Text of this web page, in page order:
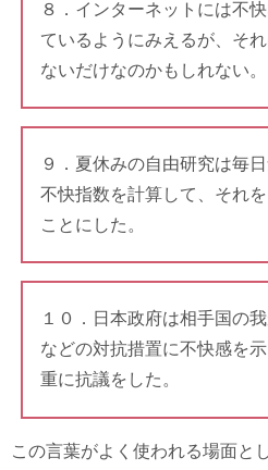
８．インターネットには不
ているようにみえるが、そ
ないだけなのかもしれない。
９．夏休みの自由研究は毎
不快指数を計算して、それ
ことにした。
１０．日本政府は相手国の
などの対抗措置に不快感を
重に抗議をした。
この言葉がよく使われる場面と